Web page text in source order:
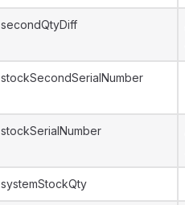
secondQtyDiff
stockSecondSerialNumber
stockSerialNumber
systemStockQty